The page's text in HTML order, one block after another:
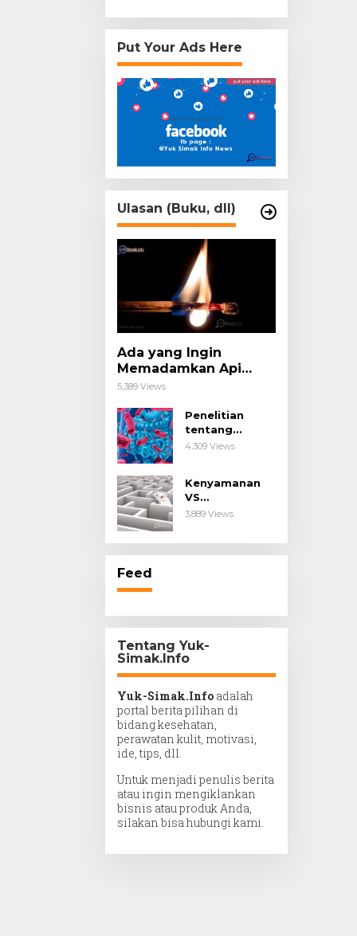
Put Your Ads Here
Ulasan (Buku, dll)
Ada yang Ingin
Memadamkan Api
Impianmu!
5,389 Views
Penelitian
tentang
Probiotik
Penyakit
Imunologis.
4,309 Views
Kenyamanan
VS
Kesengsaraan.
3,889 Views
Feed
Tentang Yuk-
Simak.Info
Yuk-Simak.Info adalah
portal berita pilihan di
bidang kesehatan,
perawatan kulit, motivasi,
ide, tips, dll.
Untuk menjadi penulis berita
atau ingin mengiklankan
bisnis atau produk Anda,
silakan bisa hubungi kami.